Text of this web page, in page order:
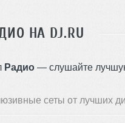
НА DJ.RU
Радио — слушайте
сеты от лучших